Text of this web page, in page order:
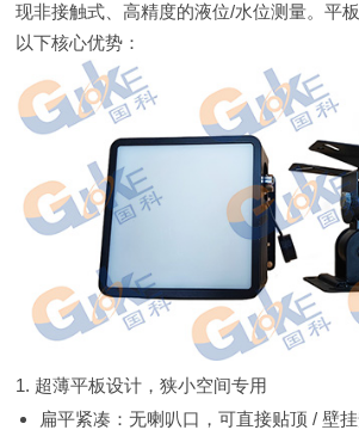
现非接触式、高精度的液位/水位测量。平
以下核心优势：
1. 超薄平板设计，狭小空间专用
扁平紧凑：无喇叭口，可直接贴顶 / 壁